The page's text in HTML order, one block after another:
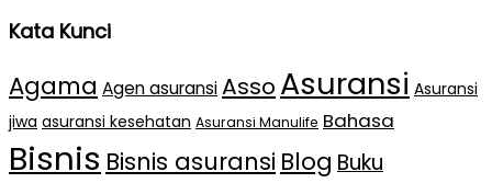
Kata Kunci
Agama Agen asuransiAsso Asuransi Asuransi
jiwa asuransi kesehatan Asuransi Manulife Bahasa
Bisnis Bisnis asuransi Blog Buku